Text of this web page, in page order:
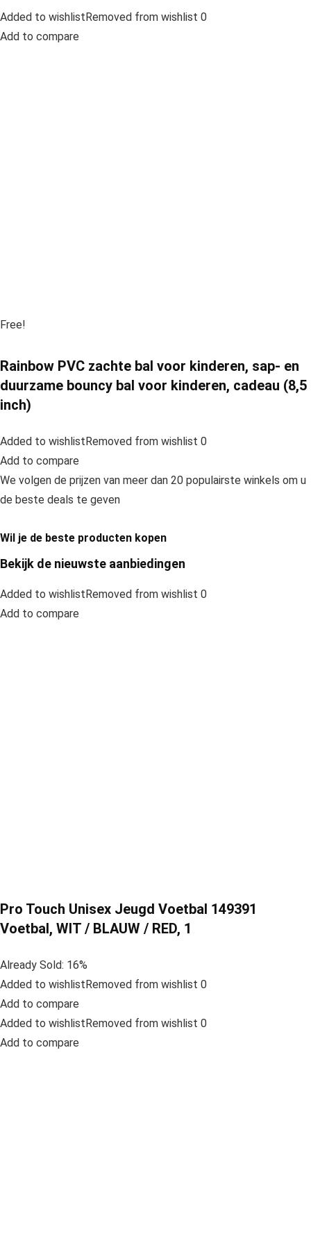
Added to wishlistRemoved from wishlist 0
Add to compare
Free!
Rainbow PVC zachte bal voor kinderen, sap- en
duurzame bouncy bal voor kinderen, cadeau (8,5
inch)
Added to wishlistRemoved from wishlist 0
Add to compare
We volgen de prijzen van meer dan 20 populairste winkels om u
de beste deals te geven
Wil je de beste producten kopen
Bekijk de nieuwste aanbiedingen
Added to wishlistRemoved from wishlist 0
Add to compare
Pro Touch Unisex Jeugd Voetbal 149391
Voetbal, WIT / BLAUW / RED, 1
Already Sold: 16%
Added to wishlistRemoved from wishlist 0
Add to compare
Added to wishlistRemoved from wishlist 0
Add to compare